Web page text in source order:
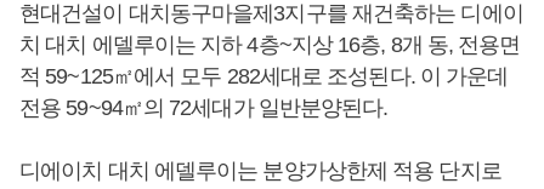
현대건설이 대치동구마을제3지구를 재건축하는 디에이
치 대치 에델루이는 지하 4층~지상 16층, 8개 동, 전용면
적 59~125㎡에서 모두 282세대로 조성된다. 이 가운데
전용 59~94㎡의 72세대가 일반분양된다.
디에이치 대치 에델루이는 분양가상한제 적용 단지로